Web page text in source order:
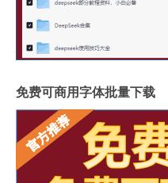
免费可商用字体批量下载